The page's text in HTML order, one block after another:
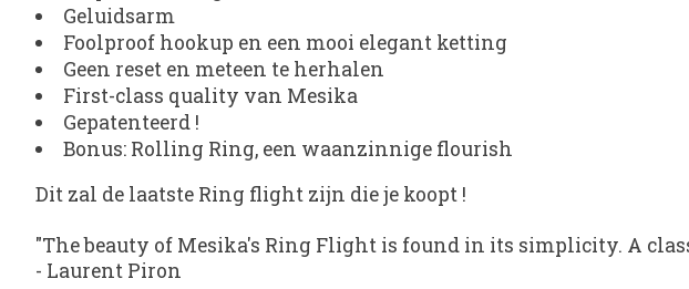
Geluidsarm
Foolproof hookup en een mooi elegant ketting
Geen reset en meteen te herhalen
First-class quality van Mesika
Gepatenteerd !
Bonus: Rolling Ring, een waanzinnige flourish
Dit zal de laatste Ring flight zijn die je koopt !
"The beauty of Mesika's Ring Flight is found in its simplicity. A
- Laurent Piron